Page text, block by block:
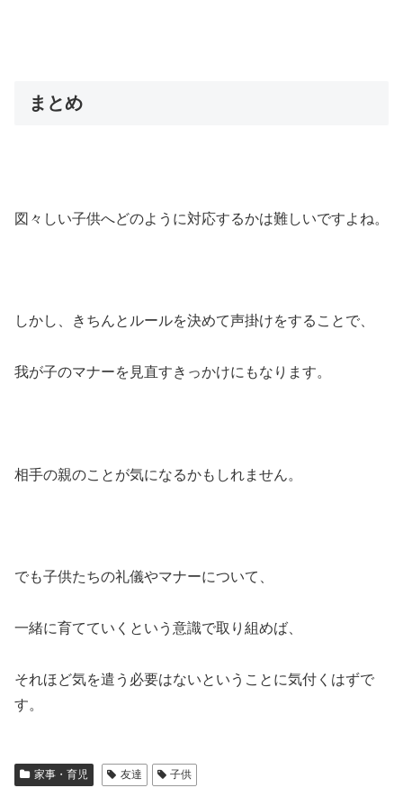
まとめ
図々しい子供へどのように対応するかは難しいですよね。
しかし、きちんとルールを決めて声掛けをすることで、
我が子のマナーを見直すきっかけにもなります。
相手の親のことが気になるかもしれません。
でも子供たちの礼儀やマナーについて、
一緒に育てていくという意識で取り組めば、
それほど気を遣う必要はないということに気付くはずで
す。
家事・育児 友達 子供